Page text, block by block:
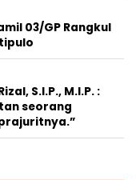
03/GP Rangkul
S.I.P., M.I.P. :
seorang